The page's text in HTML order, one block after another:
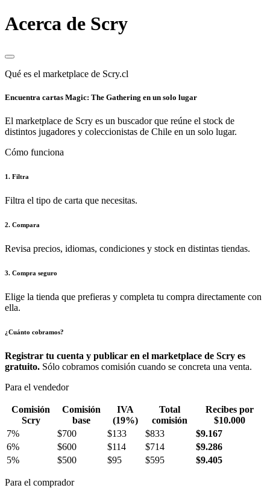
Acerca de Scry
Qué es el marketplace de Scry.cl
Encuentra cartas Magic: The Gathering en un solo lugar
El marketplace de Scry es un buscador que reúne el stock de
distintos jugadores y coleccionistas de Chile en un solo lugar.
Cómo funciona
1. Filtra
Filtra el tipo de carta que necesitas.
2. Compara
Revisa precios, idiomas, condiciones y stock en distintas tiendas.
3. Compra seguro
Elige la tienda que prefieras y completa tu compra directamente con
ella.
¿Cuánto cobramos?
Registrar tu cuenta y publicar en el marketplace de Scry es
gratuito. Sólo cobramos comisión cuando se concreta una venta.
Para el vendedor
Comisión
Scry
Comisión
base
IVA
(19%)
Total
comisión
Recibes por
$10.000
7%
$700 $133 $833
$9.167
6%
$600 $114 $714
$9.286
5%
$500 $95 $595 $9.405
Para el comprador